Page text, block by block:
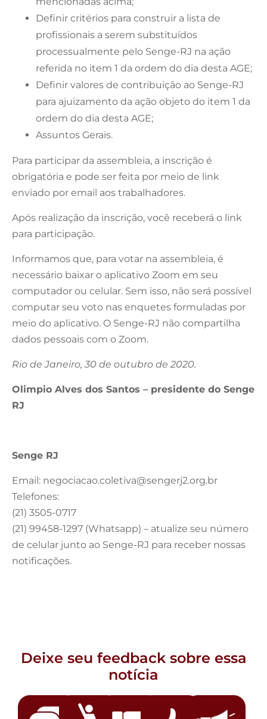
Definir critérios para construir a lista de
profissionais a serem substituídos
processualmente pelo Senge-RJ na ação
referida no item 1 da ordem do dia desta AGE;
Definir valores de contribuição ao Senge-RJ
para ajuizamento da ação objeto do item 1 da
ordem do dia desta AGE;
Assuntos Gerais.
Para participar da assembleia, a inscrição é
obrigatória e pode ser feita por meio de link
enviado por email aos trabalhadores.
Após realização da inscrição, você receberá o link
para participação.
Informamos que, para votar na assembleia, é
necessário baixar o aplicativo Zoom em seu
computador ou celular. Sem isso, não será possível
computar seu voto nas enquetes formuladas por
meio do aplicativo. O Senge-RJ não compartilha
dados pessoais com o Zoom.
Rio de Janeiro, 30 de outubro de 2020.
Olimpio Alves dos Santos – presidente do Senge
RJ
Senge RJ
Email: negociacao.coletiva@sengerj2.org.br
Telefones:
(21) 3505-0717
(21) 99458-1297 (Whatsapp) – atualize seu número
de celular junto ao Senge-RJ para receber nossas
notificações.
Deixe seu feedback sobre essa
notícia